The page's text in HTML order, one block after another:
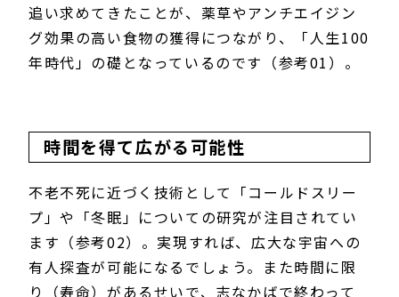
追い求めてきたことが、薬草やアンチエイジン
グ効果の高い食物の獲得につながり、「人生100
年時代」の礎となっているのです（参考01）。
時間を得て広がる可能性
不老不死に近づく技術として「コールドスリー
プ」や「冬眠」についての研究が注目されてい
ます（参考02）。実現すれば、広大な宇宙への
有人探査が可能になるでしょう。また時間に限
り（寿命）があるせいで、志なかばで終わって